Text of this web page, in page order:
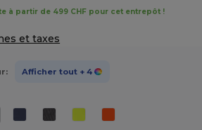
à partir de 499 CHF pour cet entrepôt !
et taxes
Afficher tout + 4